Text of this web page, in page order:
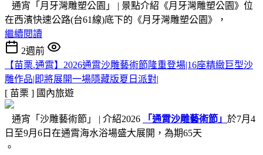
通宵「月牙灣雕塑公園」 | 景點介紹《月牙灣雕塑公園》位
在西濱快速公路(台61線)底下的《月牙灣雕塑公園》，
繼續閱讀
2週前
【苗栗.通霄】2026通霄沙雕藝術節隆重登場|16座精緻巨型沙
雕作品|即將展開一場隱藏版夏日派對|
[ 苗栗 ] 國內旅遊
通宵「沙雕藝術節」 | 介紹2026 「通霄沙雕藝術節」 於7月4
日至9月6日在通霄海水浴場盛大展開，為期65天
。